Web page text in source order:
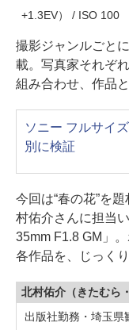
+1.3EV） / ISO 100
撮影ジャンルごと
載。写真家それぞ
組み合わせ、作品
ソニー フルサイ
別に検証
今回は“春の花”を
村佑介さんに担当
35mm F1.8 GM」
各作品を、じっく
北村佑介（きたむら
出版社勤務・埼玉県